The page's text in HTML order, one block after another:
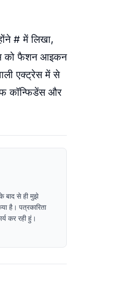
# में लिखा,
को फैशन आइकन
एक्ट्रेस में से
कॉन्फिडेंस और
बाद से ही मुझे
है। पत्रकारिता
कर रही हुं।